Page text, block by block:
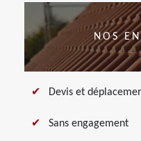
NOS
Devis et
Sans engagement